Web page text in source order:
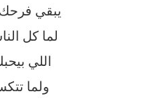
يبقي
لما كل
اللي
ولما